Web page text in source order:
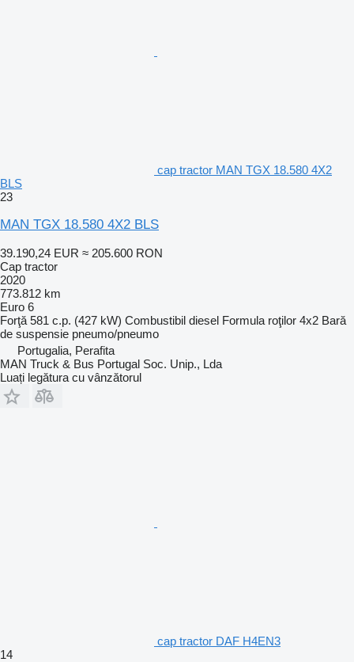
cap tractor MAN TGX 18.580 4X2
BLS
23
MAN TGX 18.580 4X2 BLS
39.190,24 EUR ≈ 205.600 RON
Cap tractor
2020
773.812 km
Euro 6
Forţă 581 c.p. (427 kW) Combustibil diesel Formula roţilor 4x2 Bară
de suspensie pneumo/pneumo
Portugalia, Perafita
MAN Truck & Bus Portugal Soc. Unip., Lda
Luați legătura cu vânzătorul
cap tractor DAF H4EN3
14